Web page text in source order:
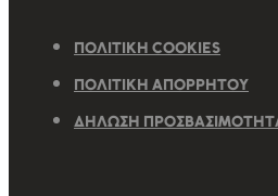
ΠΟΛΙΤΙΚΉ COOKIES
ΠΟΛΙΤΙΚΉ ΑΠΟΡΡΉΤΟΥ
ΔΉΛΩΣΗ